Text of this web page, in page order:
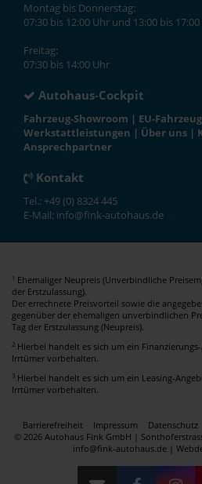
Montag bis Donnerstag:
07:30 bis 12:00 Uhr und 13:00 bis
Freitag:
07:30 bis 14:00 Uhr
Autohaus-Cockpit
Fahrzeug-Showroom | EU-
Werkstattleistungen | Über uns |
Ansprechpartner
Kontakt
Tel.: +49 (0) 8324 445
E-Mail: info@fink-autohaus.de
1 Ehemaliger Neupreis (Unverbindliche
der Erstzulassung).
Der errechnete Preisvorteil sowie die
gegenüber der ehemaligen unverbindlichen
Tag der Erstzulassung (Neupreis).
2 Hierbei handelt es sich um ein
Irrtümer vorbehalten.
3 Hierbei handelt es sich um ein Leasing-
Irrtümer vorbehalten.
Barrierefreiheit Impressum Datenschutz
© 2026 Autohaus Fink GmbH |
info@fink-autohaus.de |